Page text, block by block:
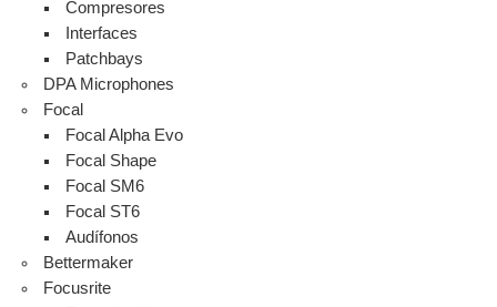
Compresores
Interfaces
Patchbays
DPA Microphones
Focal
Focal Alpha Evo
Focal Shape
Focal SM6
Focal ST6
Audífonos
Bettermaker
Focusrite